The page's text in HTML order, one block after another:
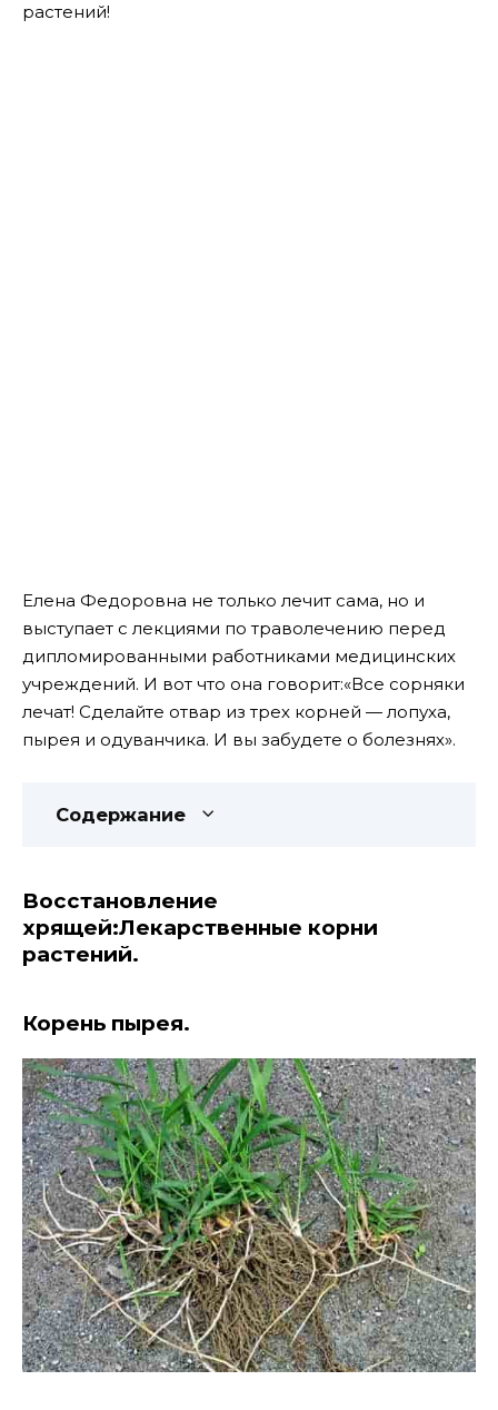
растений!
Елена Федоровна не только лечит сама, но и
выступает с лекциями по траволечению перед
дипломированными работниками медицинских
учреждений. И вот что она говорит:«Все сорняки
лечат! Сделайте отвар из трех корней — лопуха,
пырея и одуванчика. И вы забудете о болезнях».
Содержание
Восстановление
хрящей:Лекарственные корни
растений.
Корень пырея.